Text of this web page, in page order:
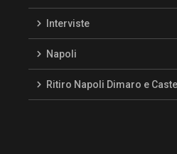
Interviste
Napoli
Ritiro Napoli Dimaro e